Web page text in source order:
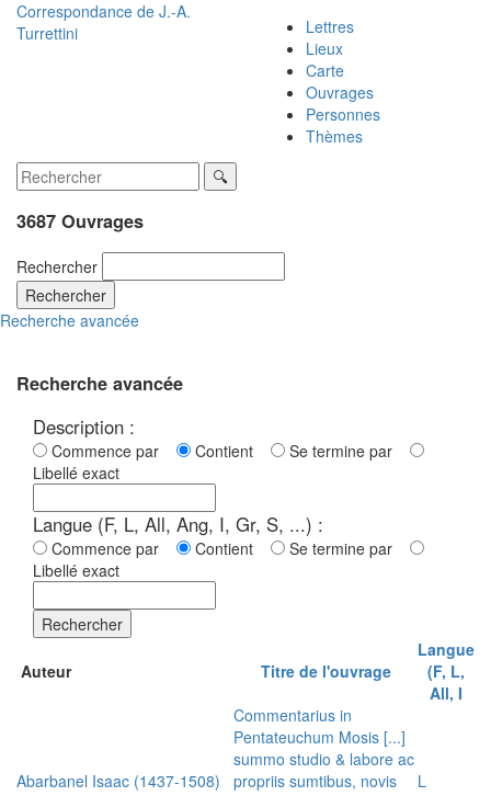
Correspondance de J.-A.
Turrettini
Lettres
Lieux
Carte
Ouvrages
Personnes
Thèmes
3687 Ouvrages
Rechercher
Rechercher
Recherche avancée
Recherche avancée
Description :
Commence par Contient
Se termine par
Libellé exact
Langue (F, L, All, Ang, I, Gr, S, ...) :
Commence par Contient
Se termine par
Libellé exact
Rechercher
Auteur Titre de l'ouvrage
Langue
(F, L,
All, I
Abarbanel Isaac (1437-1508)
Commentarius in
Pentateuchum Mosis [...]
summo studio & labore ac
propriis sumtibus, novis
L